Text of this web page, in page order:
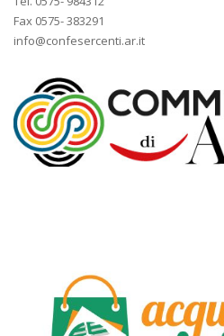
Fax 0575- 383291
info@confesercenti.ar.it